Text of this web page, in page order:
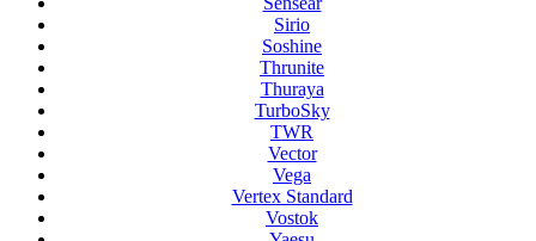
Sirio
Soshine
Thrunite
Thuraya
TurboSky
TWR
Vector
Vega
Vertex Standard
Vostok